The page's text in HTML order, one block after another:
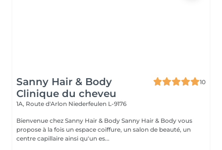
Sanny Hair & Body
Clinique du cheveu
10
1A, Route d'Arlon Niederfeulen L-9176
Bienvenue chez Sanny Hair & Body Sanny Hair & Body vous
propose à la fois un espace coiffure, un salon de beauté, un
centre capillaire ainsi qu'un es...